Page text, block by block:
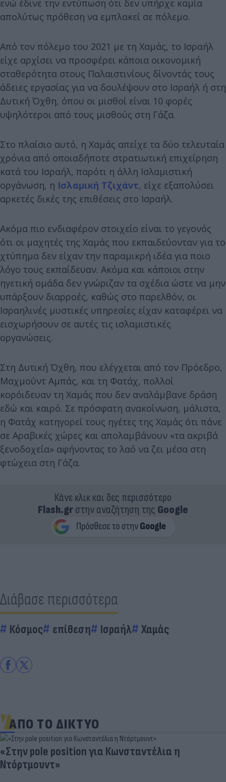
ενώ έδινε την εντύπωση ότι δεν υπήρχε καμία
απολύτως πρόθεση να εμπλακεί σε πόλεμο.
Από τον πόλεμο του 2021 με τη Χαμάς, το Ισραήλ
είχε αρχίσει να προσφέρει κάποια οικονομική
σταθερότητα στους Παλαιστινίους δίνοντάς τους
άδειες εργασίας για να δουλέψουν στο Ισραήλ ή στη
Δυτική Όχθη, όπου οι μισθοί είναι 10 φορές
υψηλότεροι από τους μισθούς στη Γάζα.
Στο πλαίσιο αυτό, η Χαμάς απείχε τα δύο τελευταία
χρόνια από οποιαδήποτε στρατιωτική επιχείρηση
κατά του Ισραήλ, παρότι η άλλη Ισλαμιστική
οργάνωση, η Ισλαμική Τζιχάντ, είχε εξαπολύσει
αρκετές δικές της επιθέσεις στο Ισραήλ.
Ακόμα πιο ενδιαφέρον στοιχείο είναι το γεγονός
ότι οι μαχητές της Χαμάς που εκπαιδεύονταν για το
χτύπημα δεν είχαν την παραμικρή ιδέα για ποιο
λόγο τους εκπαίδευαν. Ακόμα και κάποιοι στην
ηγετική ομάδα δεν γνώριζαν τα σχέδια ώστε να μην
υπάρξουν διαρροές, καθώς στο παρελθόν, οι
Ισραηλινές μυστικές υπηρεσίες είχαν καταφέρει να
εισχωρήσουν σε αυτές τις ισλαμιστικές
οργανώσεις.
Στη Δυτική Όχθη, που ελέγχεται από τον Πρόεδρο,
Μαχμούντ Αμπάς, και τη Φατάχ, πολλοί
κορόιδευαν τη Χαμάς που δεν αναλάμβανε δράση
εδώ και καιρό. Σε πρόσφατη ανακοίνωση, μάλιστα,
η Φατάχ κατηγορεί τους ηγέτες της Χαμάς ότι πάνε
σε Αραβικές χώρες και απολαμβάνουν «τα ακριβά
ξενοδοχεία» αφήνοντας το λαό να ζει μέσα στη
φτώχεια στη Γάζα.
Κάνε κλικ και δες περισσότερο
Flash.grστην αναζήτηση της Google
Διάβασε περισσότερα
Κόσμος επίθεση Ισραήλ Χαμάς
ΑΠΟ ΤΟ ΔΙΚΤΥΟ
«Στην pole position για Κωνσταντέλια η
Ντόρτμουντ»